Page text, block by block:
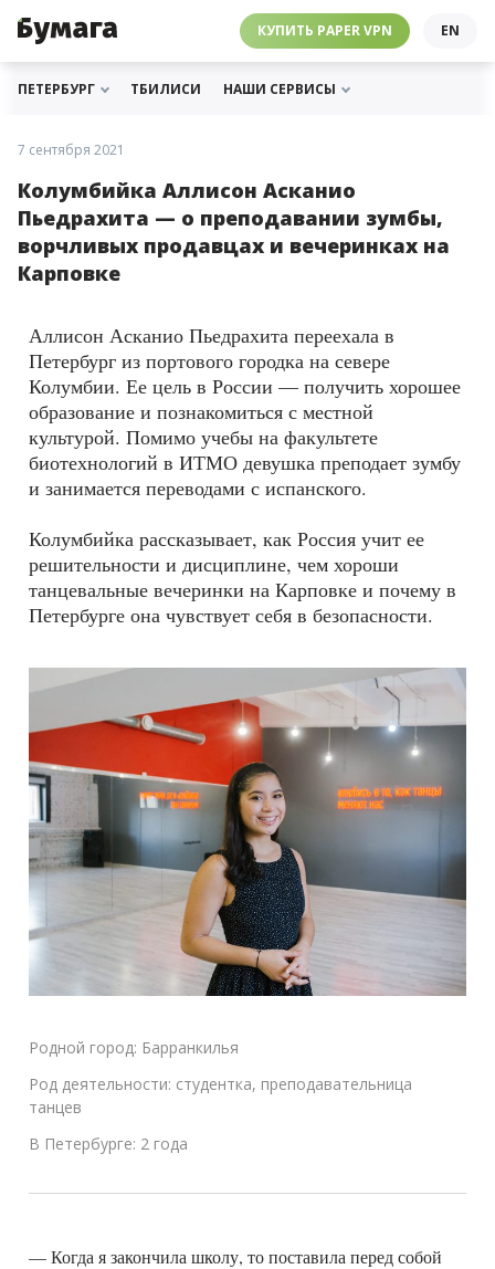
КУПИТЬ PAPER VPN EN
РАССЫЛКИ
МЫ В ИНСТАГРАМЕ
ПОДДЕРЖАТЬ «БУМАГУ»
ПЕТЕРБУРГ ТБИЛИСИ НАШИ СЕРВИСЫ
ЧЕБУРНЕТ
⛔️ ГАЙД ПРО ЧЕБУРНЕТ
МЫ В ТЕЛЕГРАМЕ
PAPER VPN
7 сентября 2021
Колумбийка Аллисон Асканио
Пьедрахита — о преподавании зумбы,
ворчливых продавцах и вечеринках на
Карповке
Аллисон Асканио Пьедрахита переехала в
Петербург из портового городка на севере
Колумбии. Ее цель в России — получить хорошее
образование и познакомиться с местной
культурой. Помимо учебы на факультете
биотехнологий в ИТМО девушка преподает зумбу
и занимается переводами с испанского.
Колумбийка рассказывает, как Россия учит ее
решительности и дисциплине, чем хороши
танцевальные вечеринки на Карповке и почему в
Петербурге она чувствует себя в безопасности.
Родной город: Барранкилья
Род деятельности: студентка, преподавательница
танцев
В Петербурге: 2 года
— Когда я закончила школу, то поставила перед собой